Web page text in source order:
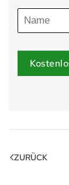
ZURÜCK